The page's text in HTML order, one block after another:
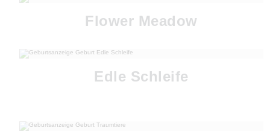
Flower Meadow
Edle Schleife